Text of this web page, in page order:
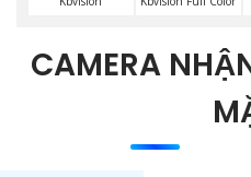
CAMERA